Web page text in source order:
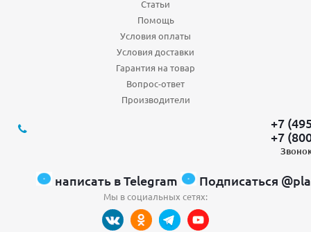
Статьи
Помощь
Условия оплаты
Условия доставки
Гарантия на товар
Вопрос-ответ
Производители
+7
+7
написать в Telegram Подписаться
Мы в социальных сетях: